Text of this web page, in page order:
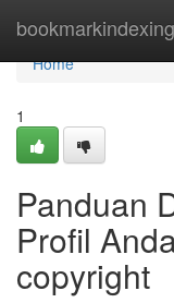
bookmarkindexing
Home
Home
1
Panduan
Profil
copyright